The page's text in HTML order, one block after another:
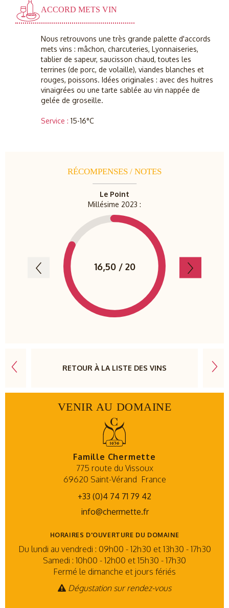
ACCORD METS VIN
Nous retrouvons une très grande palette d'accords
mets vins : mâchon, charcuteries, Lyonnaiseries,
tablier de sapeur, saucisson chaud, toutes les
terrines (de porc, de volaille), viandes blanches et
rouges, poissons. Idées originales : avec des huitres
vinaigrées ou une tarte sablée au vin nappée de
gelée de groseille.
Service : 15-16°C
RÉCOMPENSES / NOTES
Le Point
Millésime 2023 :
16,50 / 20
RETOUR À LA LISTE DES VINS
VENIR AU DOMAINE
Famille Chermette
775 route du Vissoux
69620 Saint-Vérand France
+33 (0)4 74 71 79 42
info@chermette.fr
HORAIRES D'OUVERTURE DU DOMAINE
Du lundi au vendredi : 09h00 - 12h30 et 13h30 - 17h30
Samedi : 10h00 - 12h00 et 15h30 - 17h30
Fermé le dimanche et jours fériés
Dégustation sur rendez-vous